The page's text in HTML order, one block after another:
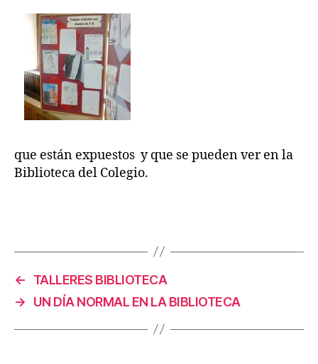
que están expuestos y que se pueden ver en la
Biblioteca del Colegio.
←
TALLERES BIBLIOTECA
→
UN DÍA NORMAL EN LA BIBLIOTECA